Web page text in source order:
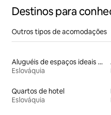
Destinos para
Outros tipos de acomodações
Aluguéis de espaços ideais para famílias
Eslováquia
Quartos de hotel
Eslováquia